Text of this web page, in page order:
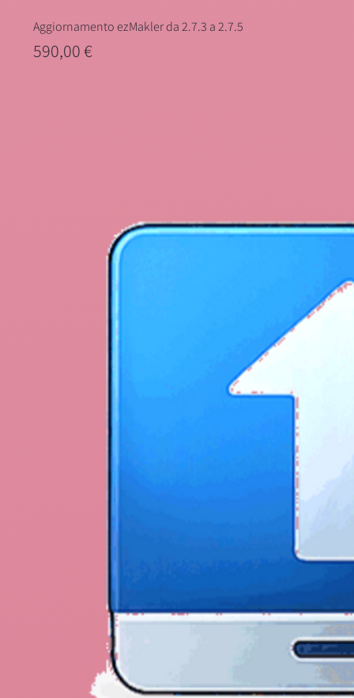
Aggiornamento ezMakler da 2.7.3 a 2.7.5
Prezzo
590,00 €